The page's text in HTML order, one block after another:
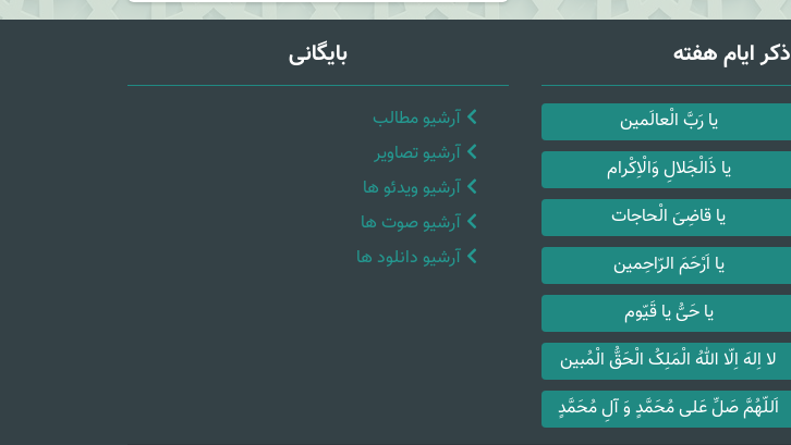
ذکر ایام هفته
یا رَبَّ الْعالَمین
یا ذَالْجَلالِ وَالْاِکْرام
یا قاضِیَ الْحاجات
یا اَرْحَمَ الرّاحِمین
یا حَیُّ یا قَیّوم
لا اِلهَ اِلّا اللهُ الْمَلِکُ الْحَقُّ الْمُبین
اَللّهُمَّ صَلِّ عَلی مُحَمَّدٍ وَ آلِ مُحَمَّدٍ
بایگانی
آرشیو مطالب
آرشیو تصاویر
آرشیو ویدئو ها
آرشیو صوت ها
آرشیو دانلود ها